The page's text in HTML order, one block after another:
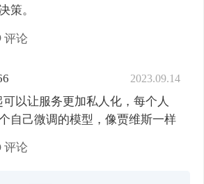
策。
评论
2023.09.14
以让服务更加私人化，每个人
自己微调的模型，像贾维斯一样
评论